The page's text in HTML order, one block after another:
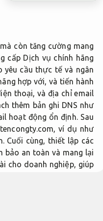
còn tăng cường mang
cấp Dịch vụ chính hãng
yêu cầu thực tế và ngân
hợp với, và tiến hành
thoại, và địa chỉ email
thêm bản ghi DNS như
hoạt động ổn định. Sau
ví dụ như
Cuối cùng, thiết lập các
bảo an toàn và mang lại
cho doanh nghiệp, giúp